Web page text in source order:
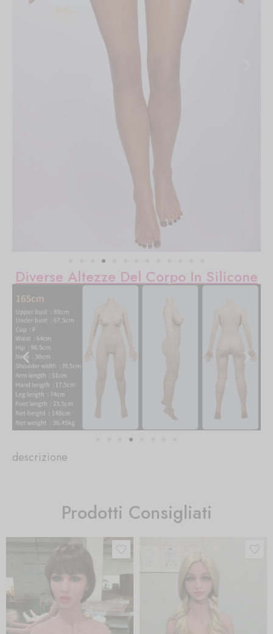
Diverse Altezze Del Corpo In Silicone
descrizione
Prodotti Consigliati